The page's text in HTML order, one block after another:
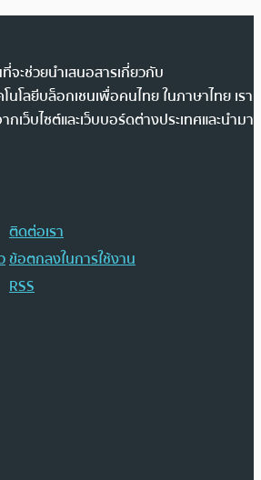
ะช่วยนำเสนอสารเกี่ยวกับ
นโลยีบล็อกเชนเพื่อคนไทย ในภาษาไทย เรา
ว็บไซต์และเว็บบอร์ดต่างประเทศและนำมา
ติดต่อเรา
ข้อตกลงในการใช้งาน
RSS